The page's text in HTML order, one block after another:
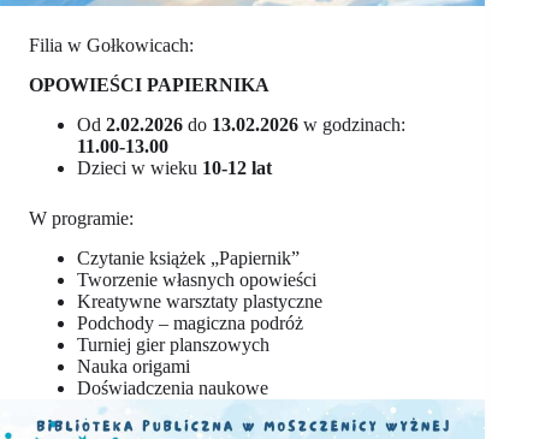
Filia w Gołkowicach:
OPOWIEŚCI PAPIERNIKA
Od 2.02.2026 do 13.02.2026 w godzinach:
11.00-13.00
Dzieci w wieku 10-12 lat
W programie:
Czytanie książek „Papiernik”
Tworzenie własnych opowieści
Kreatywne warsztaty plastyczne
Podchody – magiczna podróż
Turniej gier planszowych
Nauka origami
Doświadczenia naukowe